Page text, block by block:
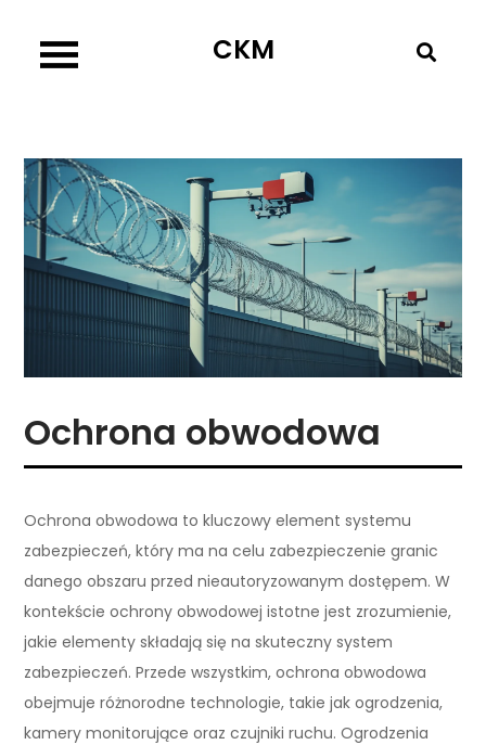
content
CKM
Ochrona obwodowa
Ochrona obwodowa to kluczowy element systemu
zabezpieczeń, który ma na celu zabezpieczenie granic
danego obszaru przed nieautoryzowanym dostępem. W
kontekście ochrony obwodowej istotne jest zrozumienie,
jakie elementy składają się na skuteczny system
zabezpieczeń. Przede wszystkim, ochrona obwodowa
obejmuje różnorodne technologie, takie jak ogrodzenia,
kamery monitorujące oraz czujniki ruchu. Ogrodzenia